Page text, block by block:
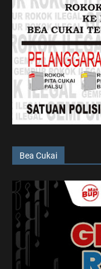
Bea Cukai